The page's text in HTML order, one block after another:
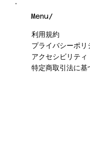
Menu/
利用規約
プライバシーポリ
アクセシビリティ
特定商取引法に基